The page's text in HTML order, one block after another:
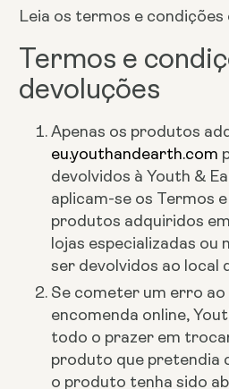
Leia os termos e condições
Termos e
devoluções
Apenas os produtos
eu.youthandearth.com
devolvidos à Youth &
aplicam-se os Termos
produtos adquiridos
lojas especializadas
ser devolvidos ao local
Se cometer um erro
encomenda online,
todo o prazer em
produto que pretendia
o produto tenha sido